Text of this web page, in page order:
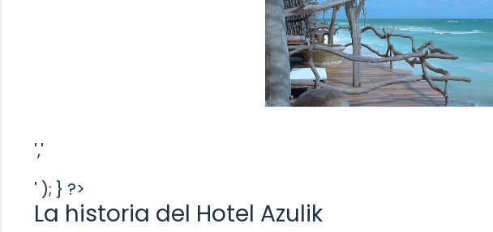
','
' ); } ?>
La historia del Hotel Azulik